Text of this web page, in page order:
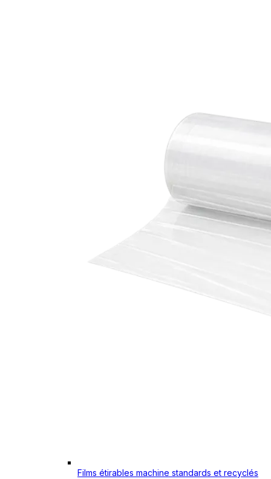
Films étirables machine standards et recyclés